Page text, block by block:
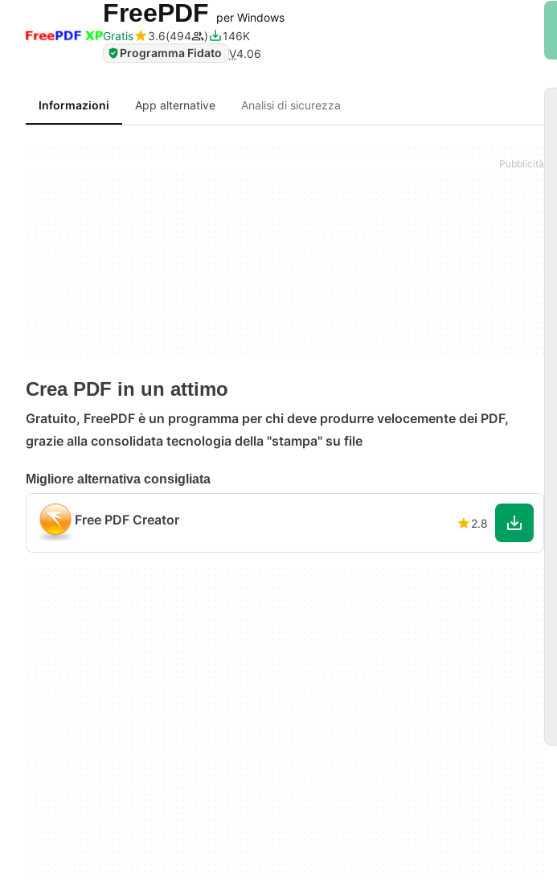
FreePDF
per Windows
Gratis
3.6 494
146K
Programma Fidato V4.06
Informazioni App alternative Analisi di sicurezza
Crea PDF in un attimo
Gratuito, FreePDF è un programma per chi deve produrre velocemente dei PDF,
grazie alla consolidata tecnologia della "stampa" su file
Migliore alternativa consigliata
Free PDF Creator 2.8